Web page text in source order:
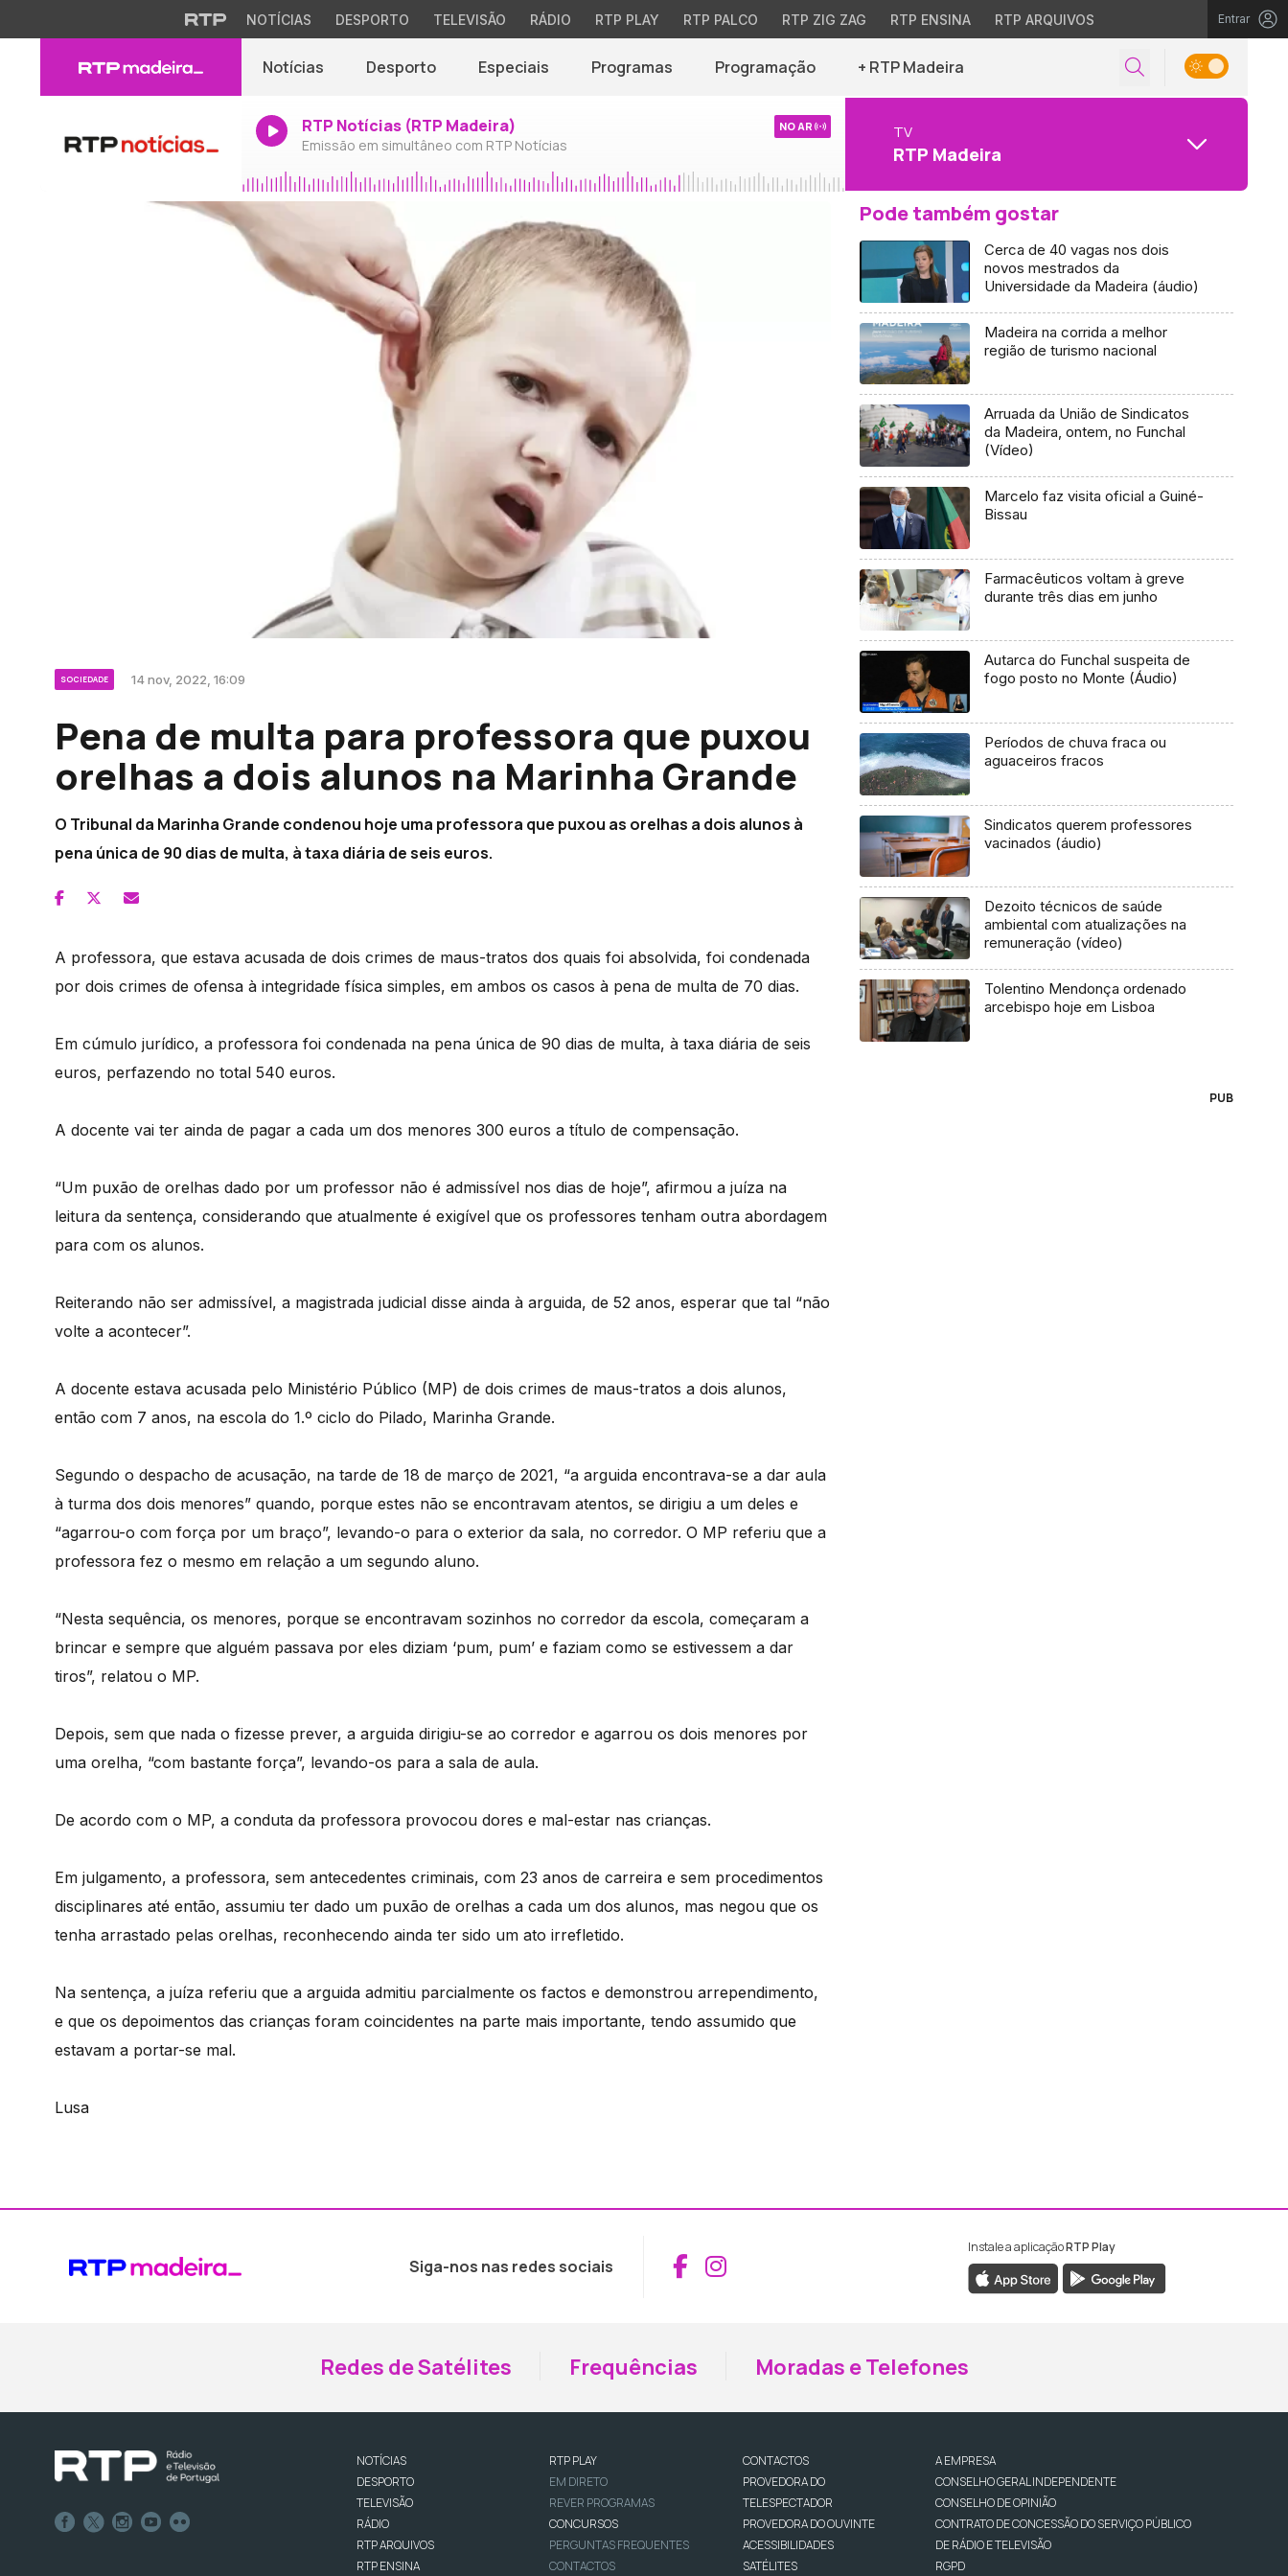
NOTÍCIAS DESPORTO TELEVISÃO RÁDIO RTP PLAY RTP PALCO RTP ZIG ZAG RTP ENSINA RTP ARQUIVOS Entrar
Notícias Desporto Especiais Programas Programação + RTP Madeira
RTP Notícias (RTP Madeira)
Emissão em simultâneo com RTP Notícias
NO AR TV
RTP Madeira
SOCIEDADE 14 nov, 2022, 16:09
Pena de multa para professora que puxou
orelhas a dois alunos na Marinha Grande
O Tribunal da Marinha Grande condenou hoje uma professora que puxou as orelhas a dois alunos à
pena única de 90 dias de multa, à taxa diária de seis euros.
A professora, que estava acusada de dois crimes de maus-tratos dos quais foi absolvida, foi condenada
por dois crimes de ofensa à integridade física simples, em ambos os casos à pena de multa de 70 dias.
Em cúmulo jurídico, a professora foi condenada na pena única de 90 dias de multa, à taxa diária de seis
euros, perfazendo no total 540 euros.
A docente vai ter ainda de pagar a cada um dos menores 300 euros a título de compensação.
“Um puxão de orelhas dado por um professor não é admissível nos dias de hoje”, afirmou a juíza na
leitura da sentença, considerando que atualmente é exigível que os professores tenham outra abordagem
para com os alunos.
Reiterando não ser admissível, a magistrada judicial disse ainda à arguida, de 52 anos, esperar que tal “não
volte a acontecer”.
A docente estava acusada pelo Ministério Público (MP) de dois crimes de maus-tratos a dois alunos,
então com 7 anos, na escola do 1.º ciclo do Pilado, Marinha Grande.
Segundo o despacho de acusação, na tarde de 18 de março de 2021, “a arguida encontrava-se a dar aula
à turma dos dois menores” quando, porque estes não se encontravam atentos, se dirigiu a um deles e
“agarrou-o com força por um braço”, levando-o para o exterior da sala, no corredor. O MP referiu que a
professora fez o mesmo em relação a um segundo aluno.
“Nesta sequência, os menores, porque se encontravam sozinhos no corredor da escola, começaram a
brincar e sempre que alguém passava por eles diziam ‘pum, pum’ e faziam como se estivessem a dar
tiros”, relatou o MP.
Depois, sem que nada o fizesse prever, a arguida dirigiu-se ao corredor e agarrou os dois menores por
uma orelha, “com bastante força”, levando-os para a sala de aula.
De acordo com o MP, a conduta da professora provocou dores e mal-estar nas crianças.
Em julgamento, a professora, sem antecedentes criminais, com 23 anos de carreira e sem procedimentos
disciplinares até então, assumiu ter dado um puxão de orelhas a cada um dos alunos, mas negou que os
tenha arrastado pelas orelhas, reconhecendo ainda ter sido um ato irrefletido.
Na sentença, a juíza referiu que a arguida admitiu parcialmente os factos e demonstrou arrependimento,
e que os depoimentos das crianças foram coincidentes na parte mais importante, tendo assumido que
estavam a portar-se mal.
Lusa
Pode também gostar
Cerca de 40 vagas nos dois
novos mestrados da
Universidade da Madeira (áudio)
Madeira na corrida a melhor
região de turismo nacional
Arruada da União de Sindicatos
da Madeira, ontem, no Funchal
(Vídeo)
Marcelo faz visita oficial a Guiné-
Bissau
Farmacêuticos voltam à greve
durante três dias em junho
Autarca do Funchal suspeita de
fogo posto no Monte (Áudio)
Períodos de chuva fraca ou
aguaceiros fracos
Sindicatos querem professores
vacinados (áudio)
Dezoito técnicos de saúde
ambiental com atualizações na
remuneração (vídeo)
Tolentino Mendonça ordenado
arcebispo hoje em Lisboa
PUB
Siga-nos nas redes sociais Aceder ao Facebook da RTP Madeira
Aceder ao Instagram da RTP Madeira
Instale a aplicaçãoRTP Play
Redes de Satélites Frequências Moradas e Telefones
NOTÍCIAS
DESPORTO
TELEVISÃO
RÁDIO
RTP ARQUIVOS
RTP ENSINA
RTP PLAY
EM DIRETO
REVER PROGRAMAS
CONCURSOS
PERGUNTAS FREQUENTES
CONTACTOS
CONTACTOS
PROVEDORA DO
TELESPECTADOR
PROVEDORA DO OUVINTE
ACESSIBILIDADES
SATÉLITES
A EMPRESA
CONSELHO GERAL INDEPENDENTE
CONSELHO DE OPINIÃO
CONTRATO DE CONCESSÃO DO SERVIÇO PÚBLICO
DE RÁDIO E TELEVISÃO
RGPD